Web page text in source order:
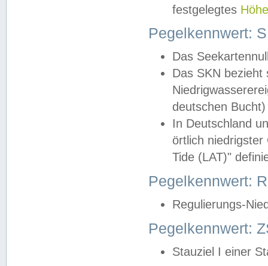
festgelegtes
Pegelkennwert:
Das
Das SKN
deutschen
In Deutschland
örtlich
Tide (LAT)"
Pegelkennwert:
Regulierungs-
Pegelkennwert:
Stauziel I einer